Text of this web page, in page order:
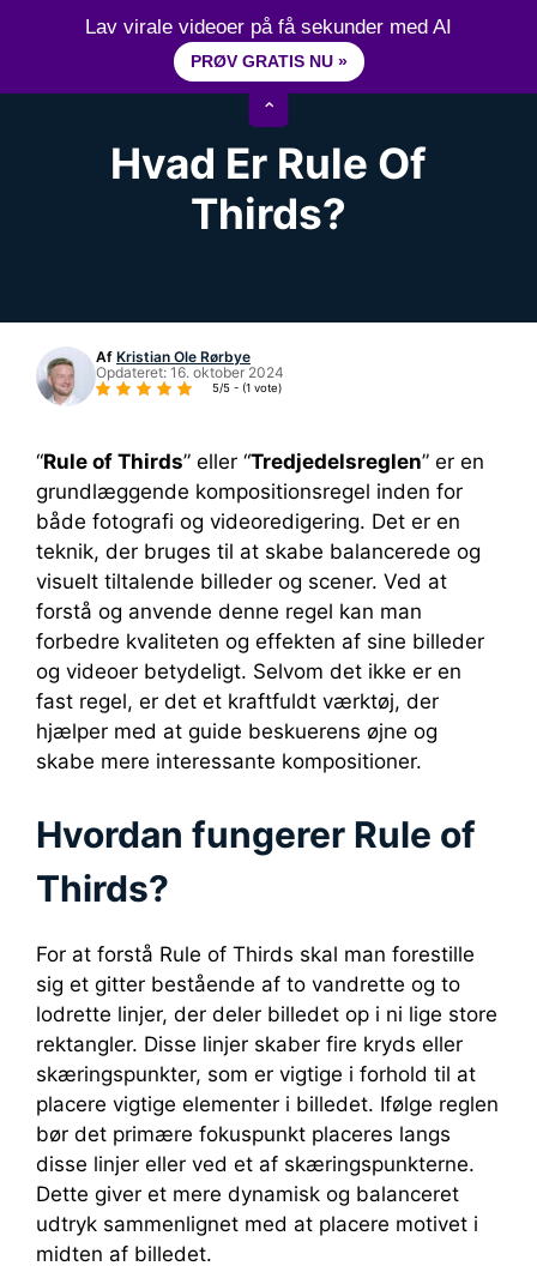
15+ år erfaring inden for videoredigering
Hvad Er Rule Of
Thirds?
Af Kristian Ole Rørbye
Opdateret: 16. oktober 2024
5/5 - (1 vote)
“Rule of Thirds” eller “Tredjedelsreglen” er en
grundlæggende kompositionsregel inden for
både fotografi og videoredigering. Det er en
teknik, der bruges til at skabe balancerede og
visuelt tiltalende billeder og scener. Ved at
forstå og anvende denne regel kan man
forbedre kvaliteten og effekten af sine billeder
og videoer betydeligt. Selvom det ikke er en
fast regel, er det et kraftfuldt værktøj, der
hjælper med at guide beskuerens øjne og
skabe mere interessante kompositioner.
Hvordan fungerer Rule of
Thirds?
For at forstå Rule of Thirds skal man forestille
sig et gitter bestående af to vandrette og to
lodrette linjer, der deler billedet op i ni lige store
rektangler. Disse linjer skaber fire kryds eller
skæringspunkter, som er vigtige i forhold til at
placere vigtige elementer i billedet. Ifølge reglen
bør det primære fokuspunkt placeres langs
disse linjer eller ved et af skæringspunkterne.
Dette giver et mere dynamisk og balanceret
udtryk sammenlignet med at placere motivet i
midten af billedet.
Lav virale videoer på få sekunder med AI
PRØV GRATIS NU »
⌃